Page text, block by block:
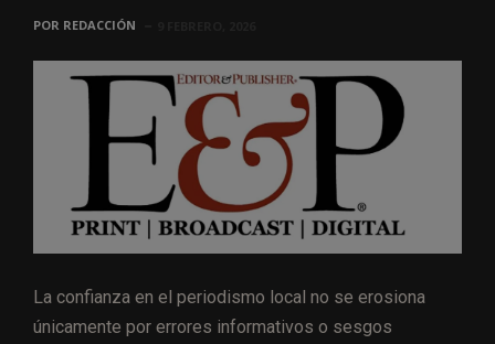
POR REDACCIÓN
La confianza en el periodismo local no se erosiona
únicamente por errores informativos o sesgos